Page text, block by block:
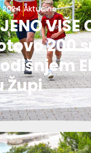
Aktualno
VIŠE
200
Župi